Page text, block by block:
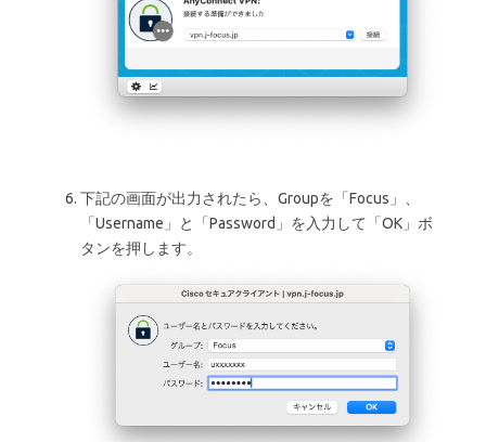
下記の画面が出力されたら、Groupを「Focus」、
「Username」と「Password」を入力して「OK」ボ
タンを押します。